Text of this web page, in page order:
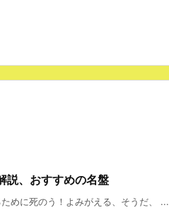
説、おすすめの名盤
めに死のう！よみがえる、そうだ、 ...